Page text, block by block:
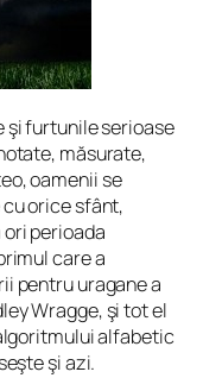
şi furtunile serioase
măsurate,
oamenii se
orice sfânt,
perioada
care a
pentru uragane a
Wragge, şi tot el
alfabetic
şi azi.